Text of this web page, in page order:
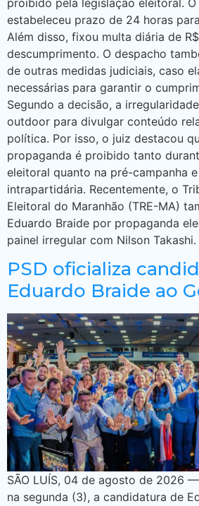
estabeleceu prazo de 24 horas
Além disso, fixou multa diária de
descumprimento. O despacho
de outras medidas judiciais, caso
necessárias para garantir o
Segundo a decisão, a
outdoor para divulgar conteúdo
política. Por isso, o juiz destacou
propaganda é proibido tanto
eleitoral quanto na pré-campanha
intrapartidária. Recentemente, o
Eleitoral do Maranhão (TRE-MA)
Eduardo Braide por propaganda
painel irregular com Nilson Takashi.
PSD oficializa
Eduardo Braide ao
SÃO LUÍS, 04 de agosto de 2026
na segunda (3), a candidatura de